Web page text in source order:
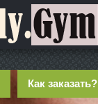
Как заказать?